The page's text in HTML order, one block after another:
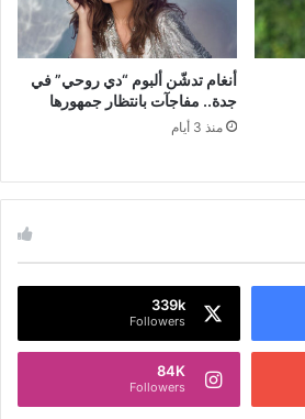
أنغام تدشّن ألبوم “دي روحي” في
جدة.. مفاجآت بانتظار جمهورها
منذ 3 أيام
339k
Followers
84K
Followers